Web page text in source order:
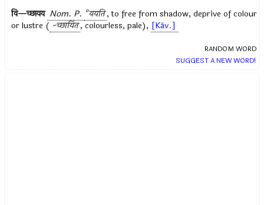
वि—च्छायय Nom. P. °ययति , to free from shadow, deprive of colour
or lustre ( -च्छायित , colourless, pale), [Kāv.]
RANDOM WORD
SUGGEST A NEW WORD!